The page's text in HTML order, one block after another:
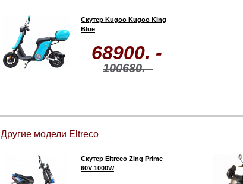
Скутер Kugoo Kugoo King
Blue
68900. -
100680. -
Другие модели Eltreco
Скутер Eltreco Zing Prime
60V 1000W